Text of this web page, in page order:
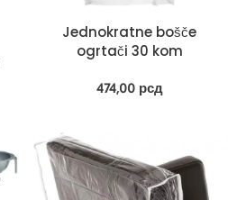
Jednokratne bošče
ogrtači 30 kom
474,00 рсд